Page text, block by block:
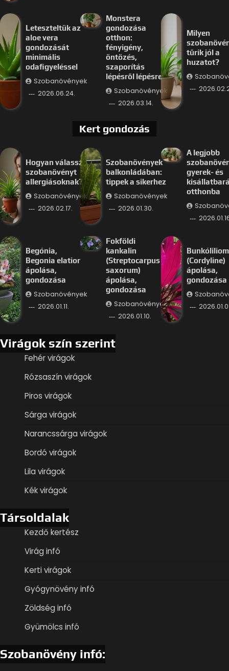
Leteszteltük az
aloe vera
gondozását
minimális
odafigyeléssel
Szobanövények
2026.06.24.
Monstera
gondozása
otthon:
fényigény,
öntözés,
szaporítás
lépésről lépésre
Szobanövények
2026.03.14.
Milyen
tűrik jól a
huzatot?
Kert gondozás
Hogyan válassz
szobanövényt
allergiásoknak?
Szobanövények
2026.02.17.
Szobanövények
balkonládában:
tippek a sikerhez
Szobanövények
2026.01.30.
A legjobb
gyerek- és
otthonba
Begónia,
Begonia elatior
ápolása,
gondozása
Szobanövények
2026.01.11.
Fokföldi
kankalin
(Streptocarpus
saxorum)
ápolása,
gondozása
Szobanövények
2026.01.10.
Bunkóliliom
(Cordyline)
ápolása,
gondozása
Virágok szín szerint
Fehér virágok
Rózsaszín virágok
Piros virágok
Sárga virágok
Narancssárga virágok
Bordó virágok
Lila virágok
Kék virágok
Társoldalak
Kezdő kertész
Virág infó
Kerti virágok
Gyógynövény infó
Zöldség infó
Gyümölcs infó
Szobanövény infó: